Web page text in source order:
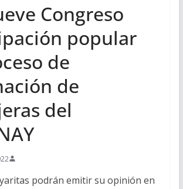
Congreso
popular
de
de
del
podrán emitir su opinión en